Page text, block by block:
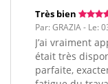
Très bien
Par: GRAZIA - Le:
J’ai vraiment
était très
parfaite,